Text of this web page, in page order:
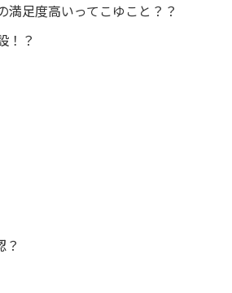
足度高いってこゆこと？？
！？
？